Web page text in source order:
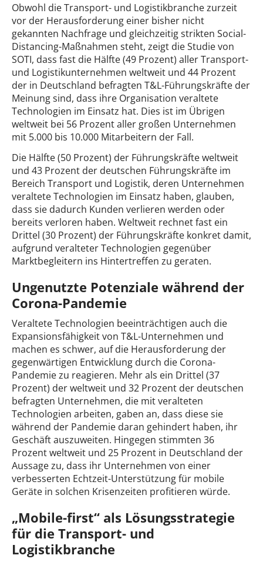
Obwohl die Transport- und Logistikbranche zurzeit
vor der Herausforderung einer bisher nicht
gekannten Nachfrage und gleichzeitig strikten Social-
Distancing-Maßnahmen steht, zeigt die Studie von
SOTI, dass fast die Hälfte (49 Prozent) aller Transport-
und Logistikunternehmen weltweit und 44 Prozent
der in Deutschland befragten T&L-Führungskräfte der
Meinung sind, dass ihre Organisation veraltete
Technologien im Einsatz hat. Dies ist im Übrigen
weltweit bei 56 Prozent aller großen Unternehmen
mit 5.000 bis 10.000 Mitarbeitern der Fall.
Die Hälfte (50 Prozent) der Führungskräfte weltweit
und 43 Prozent der deutschen Führungskräfte im
Bereich Transport und Logistik, deren Unternehmen
veraltete Technologien im Einsatz haben, glauben,
dass sie dadurch Kunden verlieren werden oder
bereits verloren haben. Weltweit rechnet fast ein
Drittel (30 Prozent) der Führungskräfte konkret damit,
aufgrund veralteter Technologien gegenüber
Marktbegleitern ins Hintertreffen zu geraten.
Ungenutzte Potenziale während der
Corona-Pandemie
Veraltete Technologien beeinträchtigen auch die
Expansionsfähigkeit von T&L-Unternehmen und
machen es schwer, auf die Herausforderung der
gegenwärtigen Entwicklung durch die Corona-
Pandemie zu reagieren. Mehr als ein Drittel (37
Prozent) der weltweit und 32 Prozent der deutschen
befragten Unternehmen, die mit veralteten
Technologien arbeiten, gaben an, dass diese sie
während der Pandemie daran gehindert haben, ihr
Geschäft auszuweiten. Hingegen stimmten 36
Prozent weltweit und 25 Prozent in Deutschland der
Aussage zu, dass ihr Unternehmen von einer
verbesserten Echtzeit-Unterstützung für mobile
Geräte in solchen Krisenzeiten profitieren würde.
„Mobile-first“ als Lösungsstrategie
für die Transport- und
Logistikbranche